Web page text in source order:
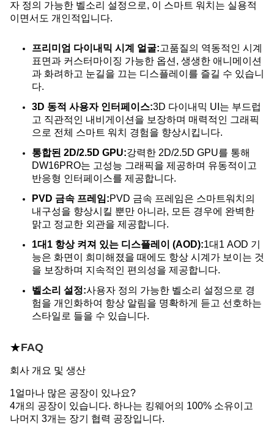
자 정의 가능한 벨소리 설정으로, 이 스마트 워치는 실용적
이면서도 개인적입니다.
프리미엄 다이내믹 시계 얼굴:고품질의 역동적인 시계
표면과 커스터마이징 가능한 옵션, 생생한 애니메이션
과 화려하고 눈길을 끄는 디스플레이를 즐길 수 있습니
다.
3D 동적 사용자 인터페이스:3D 다이내믹 UI는 부드럽
고 직관적인 내비게이션을 보장하며 매력적인 그래픽
으로 전체 스마트 워치 경험을 향상시킵니다.
통합된 2D/2.5D GPU:강력한 2D/2.5D GPU를 통해
DW16PRO는 고성능 그래픽을 제공하며 유동적이고
반응형 인터페이스를 제공합니다.
PVD 금속 프레임:PVD 금속 프레임은 스마트워치의
내구성을 향상시킬 뿐만 아니라, 모든 경우에 완벽한
맑고 정교한 외관을 제공합니다.
1대1 항상 켜져 있는 디스플레이 (AOD):1대1 AOD 기
능은 화면이 희미해졌을 때에도 항상 시계가 보이는 것
을 보장하며 지속적인 편의성을 제공합니다.
벨소리 설정:사용자 정의 가능한 벨소리 설정으로 경
험을 개인화하여 항상 알림을 명확하게 듣고 선호하는
스타일로 들을 수 있습니다.
★FAQ
회사 개요 및 생산
1얼마나 많은 공장이 있나요?
4개의 공장이 있습니다. 하나는 킹웨어의 100% 소유이고
나머지 3개는 장기 협력 공장입니다.